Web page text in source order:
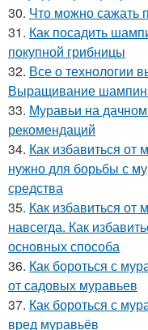
30. Что можно сажать
31. Как посадить
покупной грибницы
32. Все о технологии
Выращивание
33. Муравьи на дачном
рекомендаций
34. Как избавиться от
нужно для борьбы с
средства
35. Как избавиться от
навсегда. Как
основных способа
36. Как бороться с
от садовых муравьев
37. Как бороться с
вред муравьёв